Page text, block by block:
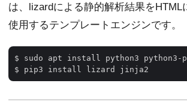
は、lizardによる静的解析結果をHTML
使用するテンプレートエンジンです。
$ sudo apt install python3 python3-